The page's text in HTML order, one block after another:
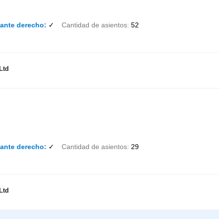
derecho ✓ Cantidad de asientos 52
derecho ✓ Cantidad de asientos 29